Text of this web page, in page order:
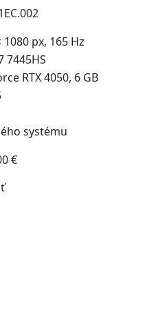
1080 px, 165 Hz
7445HS
RTX 4050, 6 GB
systému
€